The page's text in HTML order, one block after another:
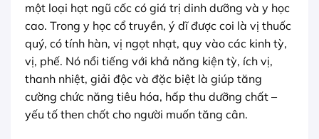
một loại hạt ngũ cốc có giá trị dinh dưỡng và y học
cao. Trong y học cổ truyền, ý dĩ được coi là vị thuốc
quý, có tính hàn, vị ngọt nhạt, quy vào các kinh tỳ,
vị, phế. Nó nổi tiếng với khả năng kiện tỳ, ích vị,
thanh nhiệt, giải độc và đặc biệt là giúp tăng
cường chức năng tiêu hóa, hấp thu dưỡng chất –
yếu tố then chốt cho người muốn tăng cân.